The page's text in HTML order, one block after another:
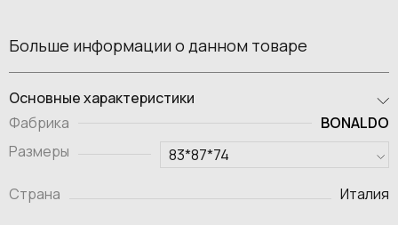
Больше информации о данном товаре
Основные характеристики
Фабрика
BONALDO
Страна Италия
Размеры